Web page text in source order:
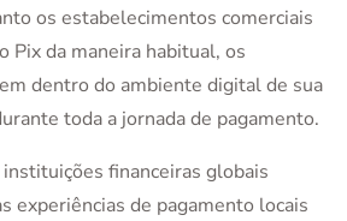
os estabelecimentos comerciais
Pix da maneira habitual, os
dentro do ambiente digital de sua
toda a jornada de pagamento.
financeiras globais
experiências de pagamento locais